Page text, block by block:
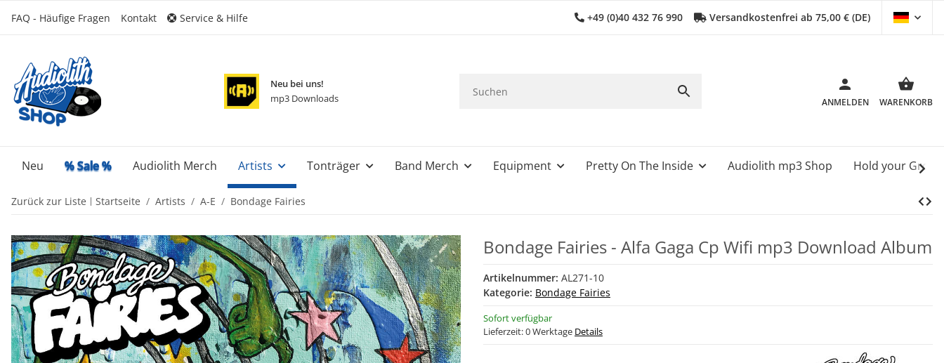
FAQ - Häufige Fragen Kontakt Service & Hilfe +49 (0)40 432 76 990 Versandkostenfrei ab 75,00 € (DE)
Neu bei uns!
mp3 Downloads
ANMELDEN WARENKORB
Neu % Sale % Audiolith Merch Artists Tonträger Band Merch Equipment Pretty On The Inside Audiolith mp3 Shop Hold your
Zurück zur Liste Startseite Artists A-E Bondage Fairies
Bondage Fairies - Alfa Gaga Cp Wifi mp3 Download Album
Artikelnummer: AL271-10
Kategorie: Bondage Fairies
Sofort verfügbar
Lieferzeit:0 Werktage Details